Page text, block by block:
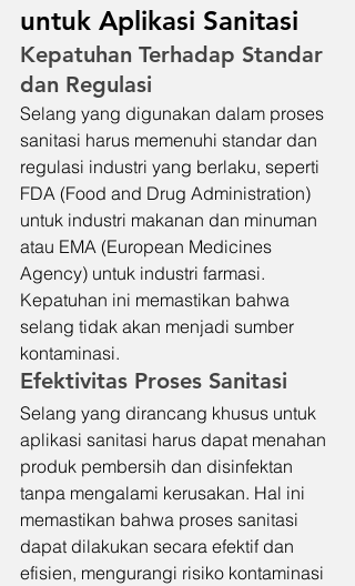
untuk Aplikasi Sanitasi
Kepatuhan Terhadap Standar
dan Regulasi
Selang yang digunakan dalam proses
sanitasi harus memenuhi standar dan
regulasi industri yang berlaku, seperti
FDA (Food and Drug Administration)
untuk industri makanan dan minuman
atau EMA (European Medicines
Agency) untuk industri farmasi.
Kepatuhan ini memastikan bahwa
selang tidak akan menjadi sumber
kontaminasi.
Efektivitas Proses Sanitasi
Selang yang dirancang khusus untuk
aplikasi sanitasi harus dapat menahan
produk pembersih dan disinfektan
tanpa mengalami kerusakan. Hal ini
memastikan bahwa proses sanitasi
dapat dilakukan secara efektif dan
efisien, mengurangi risiko kontaminasi